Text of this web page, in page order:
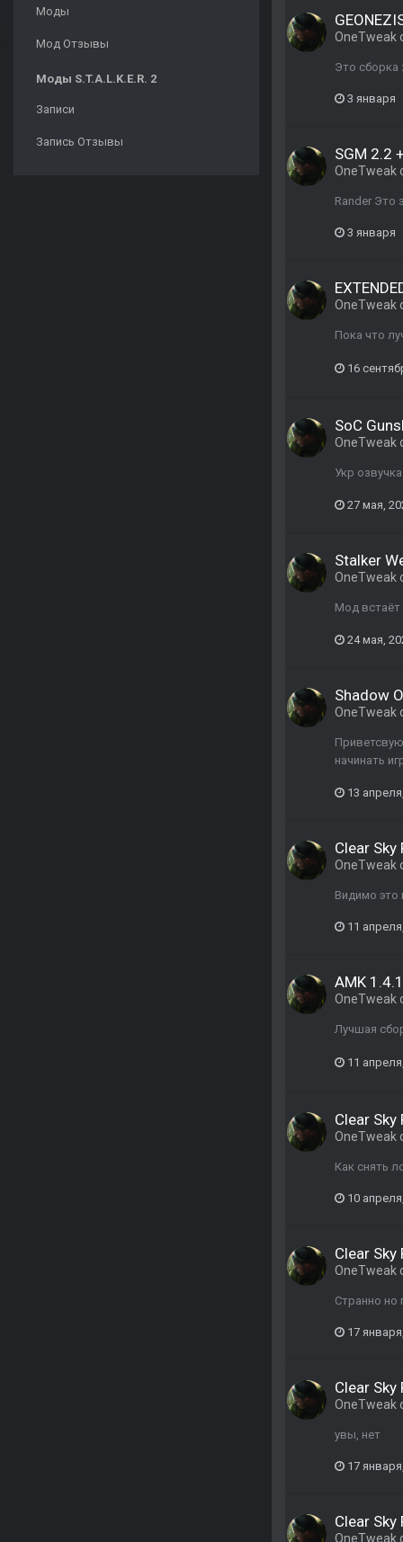
Моды
Мод Отзывы
Моды S.T.A.L.K.E.R. 2
Записи
Запись Отзывы
OneTweak
Это сборка
3 января
SGM 2.2
OneTweak
Rander Это
3 января
OneTweak
Пока что
16
SoC
OneTweak
Укр
27 мая,
Stalker
OneTweak
Мод встаёт
24 мая,
Shadow
OneTweak
начинать
13
Clear Sky
OneTweak
Видимо это
11
AMK 1.4.1
OneTweak
Лучшая
11
Clear Sky
OneTweak
Как снять
10
Clear Sky
OneTweak
Странно но
17
Clear Sky
OneTweak
увы, нет
17
Clear Sky
OneTweak